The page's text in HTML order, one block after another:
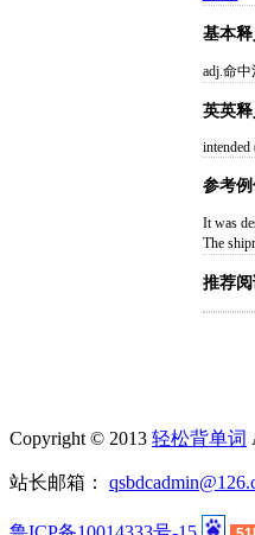
基本释
adj.命
英英释
intended
参考
It was
The
推荐
Copyright © 2013 轻松背单词
站长邮箱：